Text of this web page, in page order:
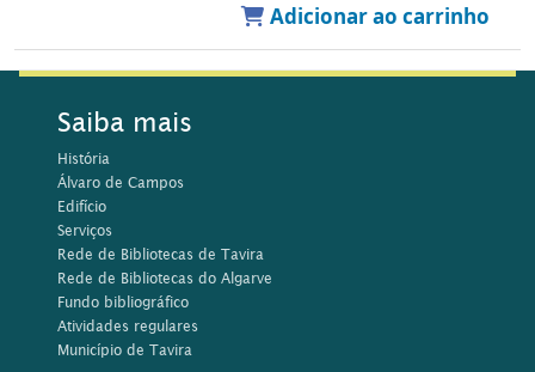
Adicionar ao carrinho
Saiba mais
História
Álvaro de Campos
Edifício
Serviços
Rede de Bibliotecas de Tavira
Rede de Bibliotecas do Algarve
Fundo bibliográfico
Atividades regulares
Município de Tavira